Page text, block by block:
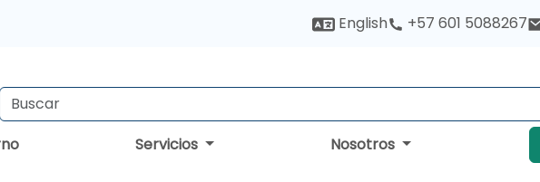
English +57 601 5088267
Servicios Nosotros